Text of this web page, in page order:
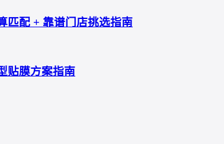
匹配 + 靠谱门店挑选指南
贴膜方案指南